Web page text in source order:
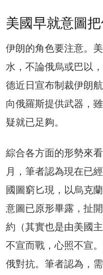
美國早就意圖
伊朗的角色要注意。
水，不論俄烏或巴以
德近日宣布制裁伊朗
向俄羅斯提供武器，
疑就已足夠。
綜合各方面的形勢來
月，筆者認為現在已
國圖窮匕現，以烏克
意圖已原形畢露，扯
約（其實也是由美國
不宣而戰，心照不宣
俄對抗。筆者認為，